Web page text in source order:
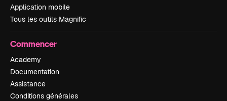
Application mobile
Tous les outils Magnific
Commencer
Academy
Documentation
Assistance
Conditions générales